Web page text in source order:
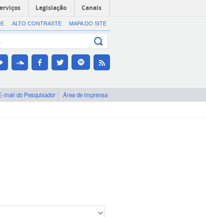
Legislação Canais
ALTO CONTRASTE MAPA DO SITE
mail do Pesquisador Área de imprensa